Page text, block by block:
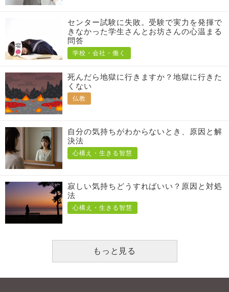
センター試験に失敗。受験で実力を発揮で
きなかった学生さんとお坊さんの心温まる
問答
学校・会社・働く
死んだら地獄に行きますか？地獄に行きた
くない
仏教
自分の気持ちがわからないとき、原因と解
決法
心構え・生きる智慧
寂しい気持ちどうすればいい？原因と対処
法
心構え・生きる智慧
もっと見る